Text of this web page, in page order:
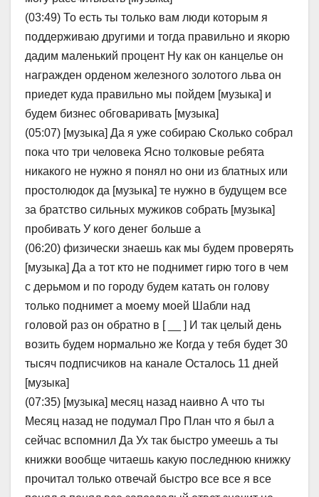
(03:49) То есть ты только вам люди которым я
поддерживаю другими и тогда правильно и якорю
дадим маленький процент Ну как он канцелье он
награжден орденом железного золотого льва он
приедет куда правильно мы пойдем [музыка] и
будем бизнес обговаривать [музыка]
(05:07) [музыка] Да я уже собираю Сколько собрал
пока что три человека Ясно толковые ребята
никакого не нужно я понял но они из блатных или
простолюдок да [музыка] те нужно в будущем все
за братство сильных мужиков собрать [музыка]
пробивать У кого денег больше а
(06:20) физически знаешь как мы будем проверять
[музыка] Да а тот кто не поднимет гирю того в чем
с дерьмом и по городу будем катать он голову
только поднимет а моему моей Шабли над
головой раз он обратно в [ __ ] И так целый день
возить будем нормально же Когда у тебя будет 30
тысяч подписчиков на канале Осталось 11 дней
[музыка]
(07:35) [музыка] месяц назад наивно А что ты
Месяц назад не подумал Про План что я был а
сейчас вспомнил Да Ух так быстро умеешь а ты
книжки вообще читаешь какую последнюю книжку
прочитал только отвечай быстро все все я все